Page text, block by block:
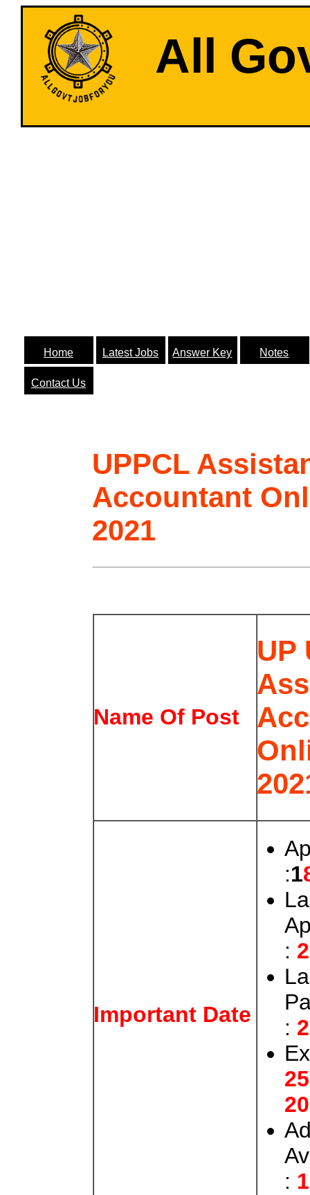
All
Home Latest Jobs Answer Key Notes
Contact Us
UPPCL
Accountant
2021
Name Of Post
UP
Important Date
:1
:
:
: